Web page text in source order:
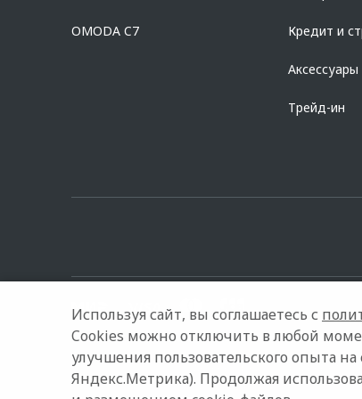
OMODA C7 Кредит и
Аксессуары
Трейд-ин
© 2026 Глазурит Модельный ряд Архивные
Используя сайт, вы соглашаетесь с
Cookies можно отключить в любой
улучшения пользовательского опыта
Яндекс.Метрика). Продолжая